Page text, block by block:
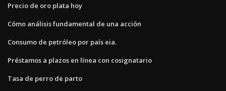
Precio de oro plata hoy
Cómo análisis fundamental de una acción
Consumo de petróleo por país eia.
Préstamos a plazos en línea con cosignatario
Tasa de perro de parto